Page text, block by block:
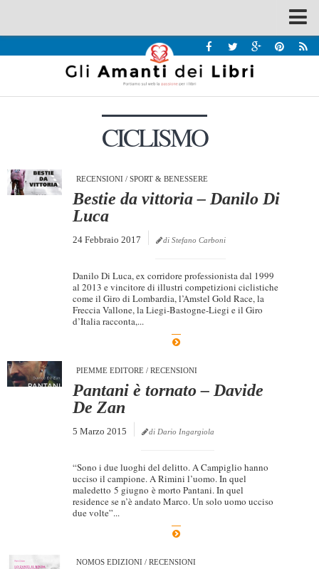
Recensioni
Interviste & Incontri
Chi siamo
Rassegna Stampa
Archivio
Partnership
Giallo Stresa
Tabù Festival 2014
CICLISMO
RECENSIONI / SPORT & BENESSERE
Bestie da vittoria – Danilo Di
Luca
24 Febbraio 2017 di Stefano Carboni
Danilo Di Luca, ex corridore professionista dal 1999
al 2013 e vincitore di illustri competizioni ciclistiche
come il Giro di Lombardia, l’Amstel Gold Race, la
Freccia Vallone, la Liegi-Bastogne-Liegi e il Giro
d’Italia racconta,...
PIEMME EDITORE/ RECENSIONI
Pantani è tornato – Davide
De Zan
5 Marzo 2015 di Dario Ingargiola
“Sono i due luoghi del delitto. A Campiglio hanno
ucciso il campione. A Rimini l’uomo. In quel
maledetto 5 giugno è morto Pantani. In quel
residence se n’è andato Marco. Un solo uomo ucciso
due volte”...
NOMOS EDIZIONI / RECENSIONI